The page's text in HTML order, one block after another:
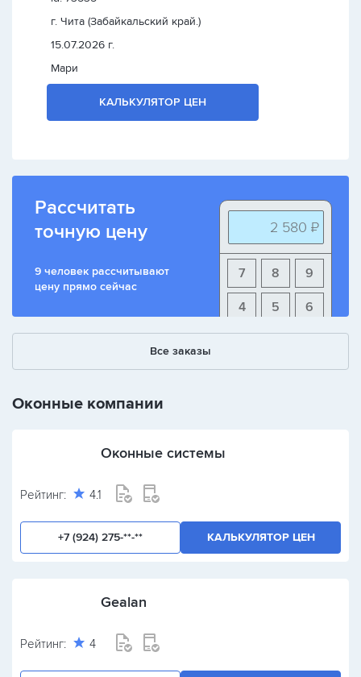
г. Чита (Забайкальский край.)
15.07.2026 г.
Мари
КАЛЬКУЛЯТОР ЦЕН
Рассчитать
точную цену
9 человек рассчитывают
цену прямо сейчас
2 580 ₽
9
8
7
6
5
4
+ - /
Все заказы
Оконные компании
Оконные системы
Рейтинг: 4.1
+7 (924) 275-**-** КАЛЬКУЛЯТОР ЦЕН
Gealan
Рейтинг: 4